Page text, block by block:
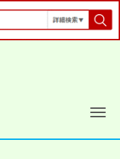
ナ